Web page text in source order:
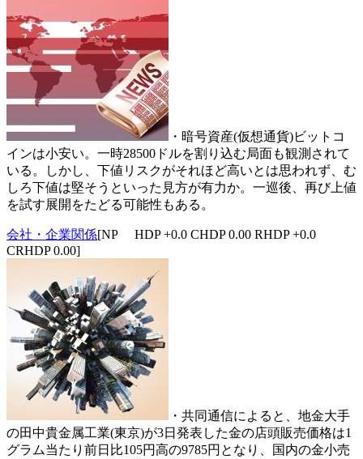
・暗号資産(仮想通貨)ビットコ
インは小安い。一時28500ドルを割り込む局面も観測されて
いる。しかし、下値リスクがそれほど高いとは思われず、む
しろ下値は堅そうといった見方が有力か。一巡後、再び上値
を試す展開をたどる可能性もある。
会社・企業関係[NP HDP +0.0 CHDP 0.00 RHDP +0.0
CRHDP 0.00]
・共同通信によると、地金大手
の田中貴金属工業(東京)が3日発表した金の店頭販売価格は1
グラム当たり前日比105円高の9785円となり、国内の金小売